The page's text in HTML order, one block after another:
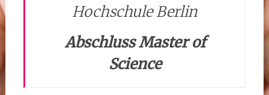
Hochschule Berlin
Abschluss Master of
Science